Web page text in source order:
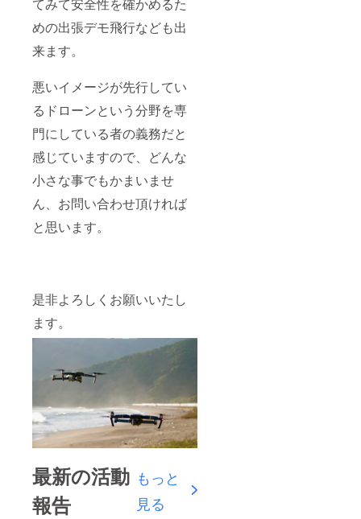
てみて安全性を確かめるた
めの出張デモ飛行なども出
来ます。
悪いイメージが先行してい
るドローンという分野を専
門にしている者の義務だと
感じていますので、どんな
小さな事でもかまいませ
ん、お問い合わせ頂ければ
と思います。
是非よろしくお願いいたし
ます。
最新の活動
報告
もっと
見る